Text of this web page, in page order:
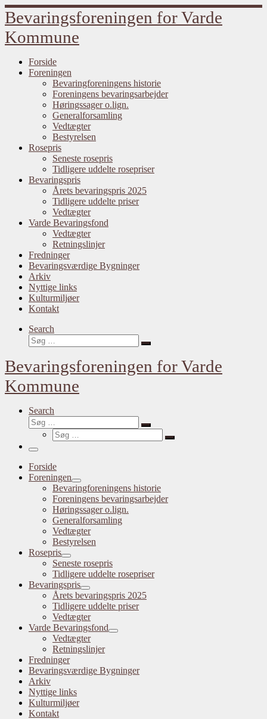
Fortsæt
til
indhold
Bevaringsforeningen for Varde
Kommune
Forside
Foreningen
Bevaringforeningens historie
Foreningens bevaringsarbejder
Høringssager o.lign.
Generalforsamling
Vedtægter
Bestyrelsen
Rosepris
Seneste rosepris
Tidligere uddelte rosepriser
Bevaringspris
Årets bevaringspris 2025
Tidligere uddelte priser
Vedtægter
Varde Bevaringsfond
Vedtægter
Retningslinjer
Fredninger
Bevaringsværdige Bygninger
Arkiv
Nyttige links
Kulturmiljøer
Kontakt
Search
Søg
Søg
Bevaringsforeningen for Varde
Kommune
Search
Søg
Søg
Søg
Søg
Menu
Forside
Foreningen
Bevaringforeningens historie
Foreningens bevaringsarbejder
Høringssager o.lign.
Generalforsamling
Vedtægter
Bestyrelsen
Rosepris
Seneste rosepris
Tidligere uddelte rosepriser
Bevaringspris
Årets bevaringspris 2025
Tidligere uddelte priser
Vedtægter
Varde Bevaringsfond
Vedtægter
Retningslinjer
Fredninger
Bevaringsværdige Bygninger
Arkiv
Nyttige links
Kulturmiljøer
Kontakt